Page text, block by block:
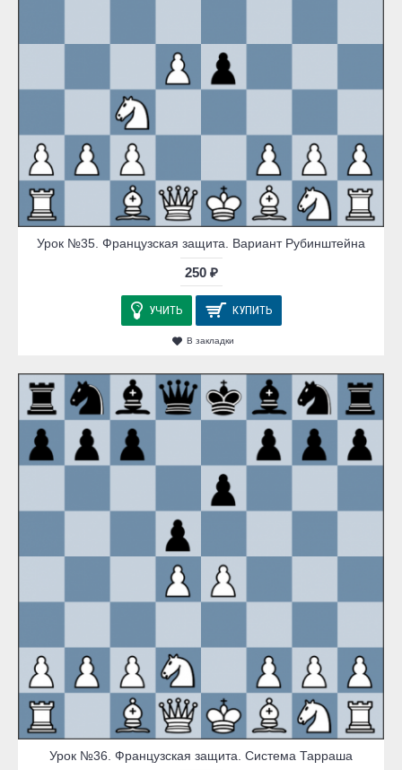
Урок №35. Французская защита. Вариант Рубинштейна
250 ₽
УЧИТЬ КУПИТЬ
В закладки
Урок №36. Французская защита. Система Тарраша